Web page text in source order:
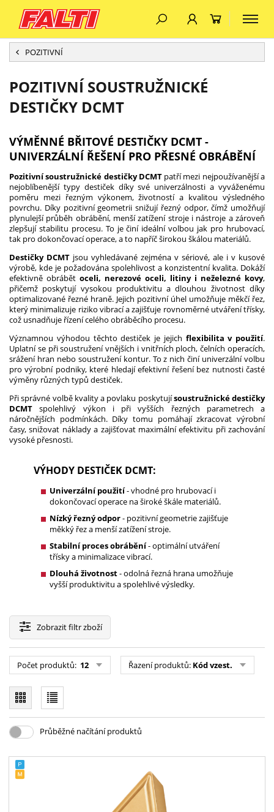
POZITIVNÍ
POZITIVNÍ SOUSTRUŽNICKÉ
DESTIČKY DCMT
VÝMĚNNÉ BŘITOVÉ DESTIČKY DCMT -
UNIVERZÁLNÍ ŘEŠENÍ PRO PŘESNÉ OBRÁBĚNÍ
Pozitivní soustružnické destičky DCMTpatří mezi nejpoužívanější a
nejoblíbenější typy destiček díky své univerzálnosti a vyváženému
poměru mezi řezným výkonem, životností a kvalitou výsledného
povrchu. Díky pozitivní geometrii snižují řezný odpor, čímž umožňují
plynulejší průběh obrábění, menší zatížení stroje i nástroje a zároveň
zlepšují stabilitu procesu. To je činí ideální volbou jak pro hrubovací,
tak pro dokončovací operace, a to napříč širokou škálou materiálů.
Destičky DCMT jsou vyhledávané zejména v sériové, ale i v kusové
výrobě, kde je požadována spolehlivost a konzistentní kvalita. Dokáží
efektivně obrábět oceli, nerezové oceli, litiny i neželezné kovy,
přičemž poskytují vysokou produktivitu a dlouhou životnost díky
optimalizované řezné hraně. Jejich pozitivní úhel umožňuje měkčí řez,
který minimalizuje riziko vibrací a zajišťuje rovnoměrné utváření třísky,
což usnadňuje řízení celého obráběcího procesu.
Významnou výhodou těchto destiček je jejich flexibilita v použití.
Uplatní se při soustružení vnějších i vnitřních ploch, čelních operacích,
srážení hran nebo soustružení kontur. To z nich činí univerzální volbu
pro výrobní podniky, které hledají efektivní řešení bez nutnosti časté
výměny různých typů destiček.
Při správné volbě kvality a povlaku poskytujísoustružnické destičky
DCMT spolehlivý výkon i při vyšších řezných parametrech a
náročnějších podmínkách. Díky tomu pomáhají zkracovat výrobní
časy, snižovat náklady a zajišťovat maximální efektivitu při zachování
vysoké přesnosti.
VÝHODY DESTIČEK DCMT:
Univerzální použití- vhodné pro hrubovací i
dokončovací operace na široké škále materiálů.
Nízký řezný odpor- pozitivní geometrie zajišťuje
měkký řez a menší zatížení stroje.
Stabilní proces obrábění- optimální utváření
třísky a minimalizace vibrací.
Dlouhá životnost- odolná řezná hrana umožňuje
vyšší produktivitu a spolehlivé výsledky.
Zobrazitfiltr zboží
Počet produktů: 12 Řazení produktů: Kód vzest.
Průběžné načítání produktů